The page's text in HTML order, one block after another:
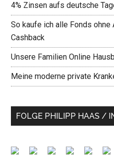
4% Zinsen aufs deutsche
So kaufe ich alle Fonds
Cashback
Unsere Familien Online
Meine moderne private
FOLGE PHILIPP HAAS /